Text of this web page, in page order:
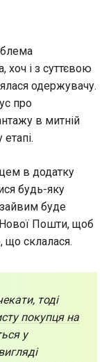
хоч і з суттєвою
одержувачу.
про
в митній
в додатку
будь-яку
буде
Нової Пошти, щоб
що склалася.
тоді
покупця на
у